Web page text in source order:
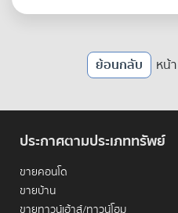
ย้อนกลับ หน้
ประกาศตามประเภททรัพย์
ขายคอนโด
ขายบ้าน